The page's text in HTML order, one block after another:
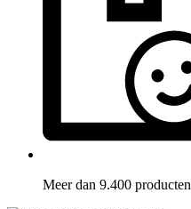
Meer dan 9.400 producten